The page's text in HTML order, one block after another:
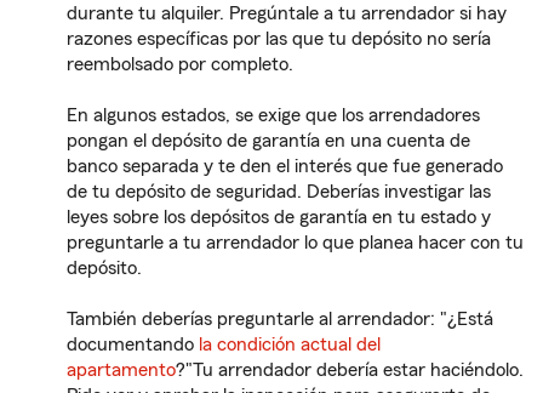
durante tu alquiler. Pregúntale a tu arrendador si hay
razones específicas por las que tu depósito no sería
reembolsado por completo.
En algunos estados, se exige que los arrendadores
pongan el depósito de garantía en una cuenta de
banco separada y te den el interés que fue generado
de tu depósito de seguridad. Deberías investigar las
leyes sobre los depósitos de garantía en tu estado y
preguntarle a tu arrendador lo que planea hacer con tu
depósito.
También deberías preguntarle al arrendador: "¿Está
documentando la condición actual del
apartamento?"Tu arrendador debería estar haciéndolo.